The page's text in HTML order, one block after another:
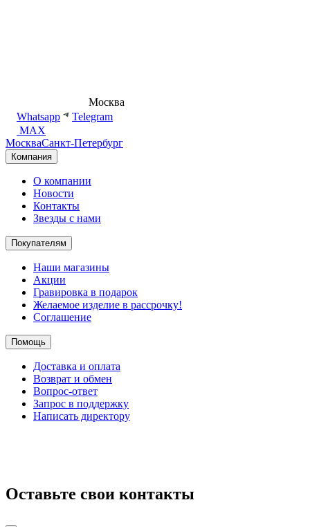
Москва
Whatsapp
Telegram
MAX
МоскваСанкт-Петербург
Компания
О компании
Новости
Контакты
Звезды с нами
Покупателям
Наши магазины
Акции
Гравировка в подарок
Желаемое изделие в рассрочку!
Соглашение
Помощь
Доставка и оплата
Возврат и обмен
Вопрос-ответ
Запрос в поддержку
Написать директору
Оставьте свои контакты